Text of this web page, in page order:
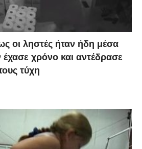
οι ληστές ήταν ήδη μέσα
έχασε χρόνο και αντέδρασε
τύχη